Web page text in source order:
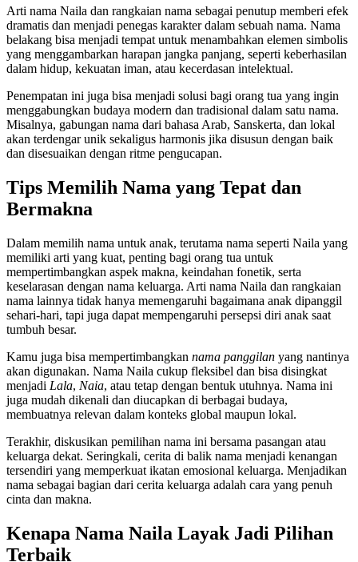
Arti nama Naila dan rangkaian nama sebagai penutup memberi efek
dramatis dan menjadi penegas karakter dalam sebuah nama. Nama
belakang bisa menjadi tempat untuk menambahkan elemen simbolis
yang menggambarkan harapan jangka panjang, seperti keberhasilan
dalam hidup, kekuatan iman, atau kecerdasan intelektual.
Penempatan ini juga bisa menjadi solusi bagi orang tua yang ingin
menggabungkan budaya modern dan tradisional dalam satu nama.
Misalnya, gabungan nama dari bahasa Arab, Sanskerta, dan lokal
akan terdengar unik sekaligus harmonis jika disusun dengan baik
dan disesuaikan dengan ritme pengucapan.
Tips Memilih Nama yang Tepat dan
Bermakna
Dalam memilih nama untuk anak, terutama nama seperti Naila yang
memiliki arti yang kuat, penting bagi orang tua untuk
mempertimbangkan aspek makna, keindahan fonetik, serta
keselarasan dengan nama keluarga. Arti nama Naila dan rangkaian
nama lainnya tidak hanya memengaruhi bagaimana anak dipanggil
sehari-hari, tapi juga dapat mempengaruhi persepsi diri anak saat
tumbuh besar.
Kamu juga bisa mempertimbangkan nama panggilan yang nantinya
akan digunakan. Nama Naila cukup fleksibel dan bisa disingkat
menjadi Lala, Naia, atau tetap dengan bentuk utuhnya. Nama ini
juga mudah dikenali dan diucapkan di berbagai budaya,
membuatnya relevan dalam konteks global maupun lokal.
Terakhir, diskusikan pemilihan nama ini bersama pasangan atau
keluarga dekat. Seringkali, cerita di balik nama menjadi kenangan
tersendiri yang memperkuat ikatan emosional keluarga. Menjadikan
nama sebagai bagian dari cerita keluarga adalah cara yang penuh
cinta dan makna.
Kenapa Nama Naila Layak Jadi Pilihan
Terbaik